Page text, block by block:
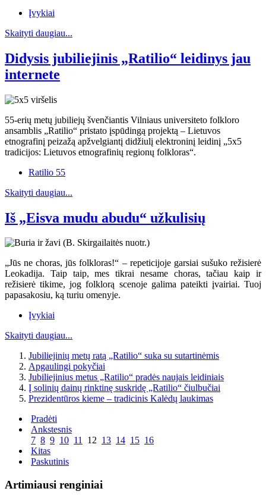
Įvykiai
Skaityti daugiau...
Didysis jubiliejinis „Ratilio“ leidinys jau
internete
55-erių metų jubiliejų švenčiantis Vilniaus universiteto folkloro
ansamblis „Ratilio“ pristato įspūdingą projektą – Lietuvos
etnografinį peizažą apžvelgiantį didžiulį elektroninį leidinį „5x5
tradicijos: Lietuvos etnografinių regionų folkloras“.
Ratilio 55
Skaityti daugiau...
Iš „Eisva mudu abudu“ užkulisių
„Jūs ne choras, jūs folkloras!“ – repeticijoje garsiai sušuko režisierė
Leokadija. Taip taip, mes tikrai nesame choras, tačiau kaip ir
režisierė tikime, jog folklorą scenoje galima pateikti įvairiai. Tuoj
papasakosiu, ką turiu omenyje.
Įvykiai
Skaityti daugiau...
Jubiliejinių metų ratą „Ratilio“ suka su sutartinėmis
Apgaulingi pokyčiai
Jubiliejinius metus „Ratilio“ pradės naujais leidiniais
Į solinių dainų rinktinę suskridę „Ratilio“ čiulbučiai
Prezidentūros kieme – tradicinis Kalėdų laukimas
Pradėti
Ankstesnis
7 8 9 10 11 12 13 14 15 16
Kitas
Paskutinis
Artimiausi renginiai